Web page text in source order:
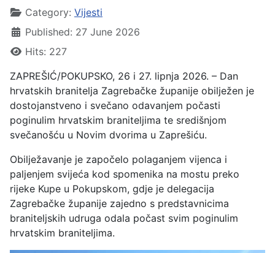
Category: Vijesti
Published: 27 June 2026
Hits: 227
ZAPREŠIĆ/POKUPSKO, 26 i 27. lipnja 2026. – Dan
hrvatskih branitelja Zagrebačke županije obilježen je
dostojanstveno i svečano odavanjem počasti
poginulim hrvatskim braniteljima te središnjom
svečanošću u Novim dvorima u Zaprešiću.
Obilježavanje je započelo polaganjem vijenca i
paljenjem svijeća kod spomenika na mostu preko
rijeke Kupe u Pokupskom, gdje je delegacija
Zagrebačke županije zajedno s predstavnicima
braniteljskih udruga odala počast svim poginulim
hrvatskim braniteljima.